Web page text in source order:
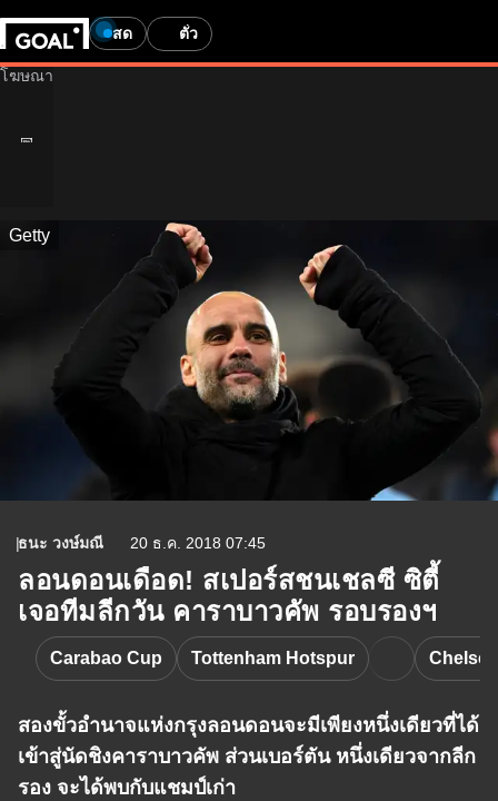
สด ตั๋ว
Getty
ธนะ วงษ์มณี 20 ธ.ค. 2018 07:45
ลอนดอนเดือด! สเปอร์สชนเชลซี ซิตี้
เจอทีมลีกวัน คาราบาวคัพ รอบรองฯ
Carabao Cup Tottenham Hotspur Chelsea
สองขั้วอำนาจแห่งกรุงลอนดอนจะมีเพียงหนึ่งเดียวที่ได้
เข้าสู่นัดชิงคาราบาวคัพ ส่วนเบอร์ตัน หนึ่งเดียวจากลีก
รอง จะได้พบกับแชมป์เก่า